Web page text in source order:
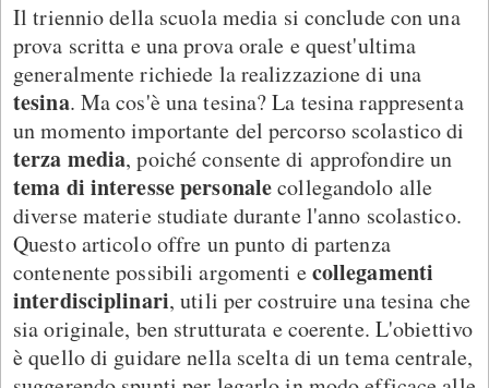
Il triennio della scuola media si conclude con una
prova scritta e una prova orale e quest'ultima
generalmente richiede la realizzazione di una
tesina. Ma cos'è una tesina? La tesina rappresenta
un momento importante del percorso scolastico di
terza media, poiché consente di approfondire un
tema di interesse personalecollegandolo alle
diverse materie studiate durante l'anno scolastico.
Questo articolo offre un punto di partenza
contenente possibili argomenti ecollegamenti
interdisciplinari, utili per costruire una tesina che
sia originale, ben strutturata e coerente. L'obiettivo
è quello di guidare nella scelta di un tema centrale,